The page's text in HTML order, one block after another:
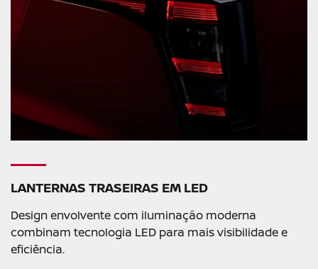
LANTERNAS TRASEIRAS EM LED
Design envolvente com iluminação moderna
combinam tecnologia LED para mais visibilidade e
eficiência.